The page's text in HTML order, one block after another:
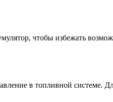
чтобы избежать
в топливной системе.